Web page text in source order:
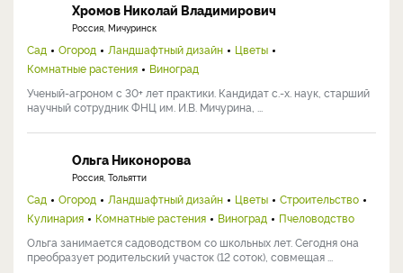
Хромов Николай Владимирович
Россия, Мичуринск
Сад Огород Ландшафтный дизайн
Цветы
Комнатные растения
Виноград
Ученый-агроном с 30+ лет практики. Кандидат с.-х. наук, старший
научный сотрудник ФНЦ им. И.В. Мичурина, ...
Ольга Никонорова
Россия, Тольятти
Сад Огород Ландшафтный дизайн Цветы
Строительство
Кулинария
Комнатные растения Виноград
Пчеловодство
Ольга занимается садоводством со школьных лет. Сегодня она
преобразует родительский участок (12 соток), совмещая ...